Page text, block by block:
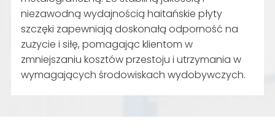
niezawodną wydajnością haitańskie płyty
szczęki zapewniają doskonałą odporność na
zużycie i siłę, pomagając klientom w
zmniejszaniu kosztów przestoju i utrzymania w
wymagających środowiskach wydobywczych.